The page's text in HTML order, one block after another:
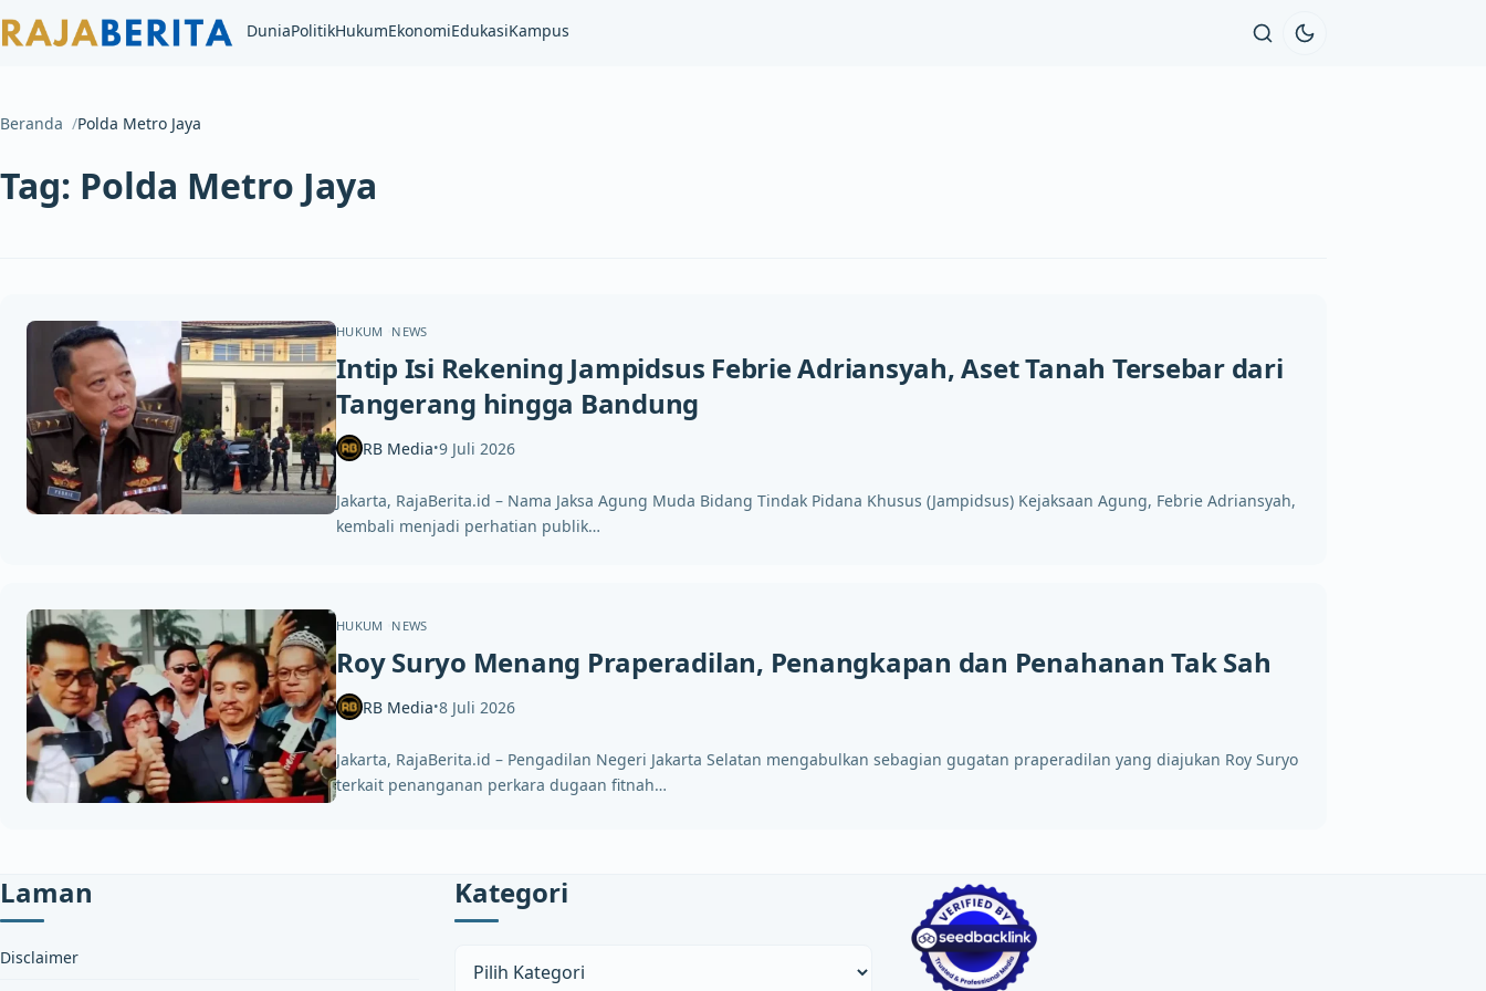
DuniaPolitikHukumEkonomiEdukasiKampus
Beranda Polda Metro Jaya
Tag: Polda Metro Jaya
HUKUM NEWS
Intip Isi Rekening Jampidsus Febrie Adriansyah, Aset Tanah Tersebar dari
Tangerang hingga Bandung
RB Media•9 Juli 2026
Jakarta, RajaBerita.id – Nama Jaksa Agung Muda Bidang Tindak Pidana Khusus (Jampidsus) Kejaksaan Agung, Febrie Adriansyah,
kembali menjadi perhatian publik…
HUKUM NEWS
Roy Suryo Menang Praperadilan, Penangkapan dan Penahanan Tak Sah
RB Media•8 Juli 2026
Jakarta, RajaBerita.id – Pengadilan Negeri Jakarta Selatan mengabulkan sebagian gugatan praperadilan yang diajukan Roy Suryo
terkait penanganan perkara dugaan fitnah…
Laman
Disclaimer
Kategori